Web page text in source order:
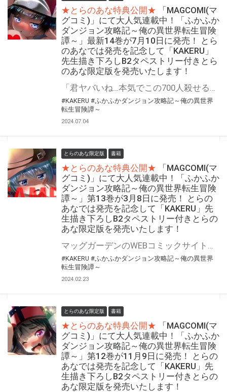
★とらのあな特典公開★
「MAGCOMI(マ
グコミ)」にて大人気連載中！「ふかふか
ダンジョン攻略記～俺の異世界転生冒険
譚～」最新14巻が7月10日に発売！ とら
のあなでは発売を記念して「KAKERU」
先生描き下ろしB2タペストリー付きとら
のあな限定版を発売いたします！
#KAKERU #ふかふかダンジョン攻略記～俺の異世界
転生冒険譚～
2024.07.04
とらのあな限定版 書籍
★とらのあな特典公開★
「MAGCOMI(マ
グコミ)」にて大人気連載中！「ふかふか
ダンジョン攻略記～俺の異世界転生冒険
譚～」第13巻が3月8日に発売！ とらの
あなでは発売を記念して「KAKERU」先
生描き下ろしB2タペストリー付きとらの
あな限定版を発売いたします！
#KAKERU #ふかふかダンジョン攻略記～俺の異世界
転生冒険譚～
2024.02.23
とらのあな限定版 書籍
★とらのあな特典公開★
「MAGCOMI(マ
グコミ)」にて大人気連載中！「ふかふか
ダンジョン攻略記～俺の異世界転生冒険
譚～」第12巻が11月9日に発売！ とらの
あなでは発売を記念して「KAKERU」先
生描き下ろしB2タペストリー付きとらの
あな限定版を発売いたします！